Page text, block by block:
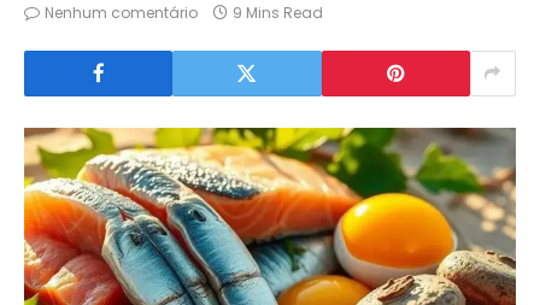
Nenhum comentário
9 Mins Read